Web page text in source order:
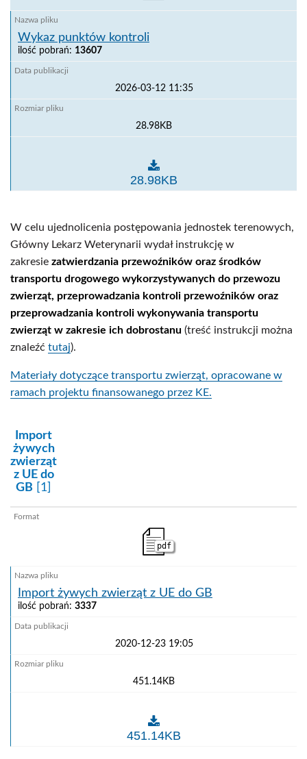
Wykaz punktów kontroli
ilość pobrań: 13607
2026-03-12 11:35
28.98KB
Wykaz punktów kontroli28.98KB
W celu ujednolicenia postępowania jednostek terenowych,
Główny Lekarz Weterynarii wydał instrukcję w
zakresie zatwierdzania przewoźników oraz środków
transportu drogowego wykorzystywanych do przewozu
zwierząt, przeprowadzania kontroli przewoźników oraz
przeprowadzania kontroli wykonywania transportu
zwierząt w zakresie ich dobrostanu (treść instrukcji można
znaleźć tutaj).
Materiały dotyczące transportu zwierząt, opracowane w
ramach projektu finansowanego przez KE.
kategoria:
Import
żywych
zwierząt
z UE do
GB [1]
pdf
Import żywych zwierząt z UE do GB
ilość pobrań: 3337
2020-12-23 19:05
451.14KB
Import żywych zwierząt z UE do GB
451.14KB